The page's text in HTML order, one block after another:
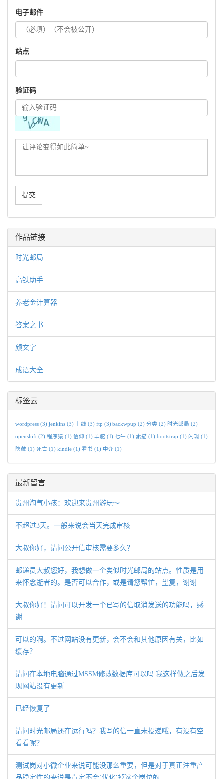
电子邮件
站点
验证码
作品链接
时光邮局
高铁助手
养老金计算器
答案之书
颜文字
成语大全
标签云
wordpress (3) jenkins (3) 上线 (3) ftp (3) backwpup (2) 分类 (2) 时光邮局 (2)
openshift (2) 程序猿 (1) 信仰 (1) 羊驼 (1) 七牛 (1) 素描 (1) bootstrap (1) 闪现 (1)
隐藏 (1) 死亡 (1) kindle (1) 看书 (1) 中介 (1)
最新留言
贵州淘气小孩：欢迎来贵州游玩～
不超过3天。一般来说会当天完成审核
大叔你好，请问公开信审核需要多久？
邮递员大叔您好，我想做一个类似时光邮局的站点。性质是用
来怀念逝者的。是否可以合作，或是请您帮忙，望复，谢谢
大叔你好！请问可以开发一个已写的信取消发送的功能吗，感
谢
可以的啊。不过网站没有更新，会不会和其他原因有关，比如
缓存？
请问在本地电脑通过MSSM修改数据库可以吗 我这样做之后发
现网站没有更新
已经恢复了
请问时光邮局还在运行吗？我写的信一直未投递哦，有没有空
看看呢？
测试岗对小微企业来说可能没那么重要，但是对于真正注重产
品稳定性的来说是肯定不会‘优化’掉这个岗位的